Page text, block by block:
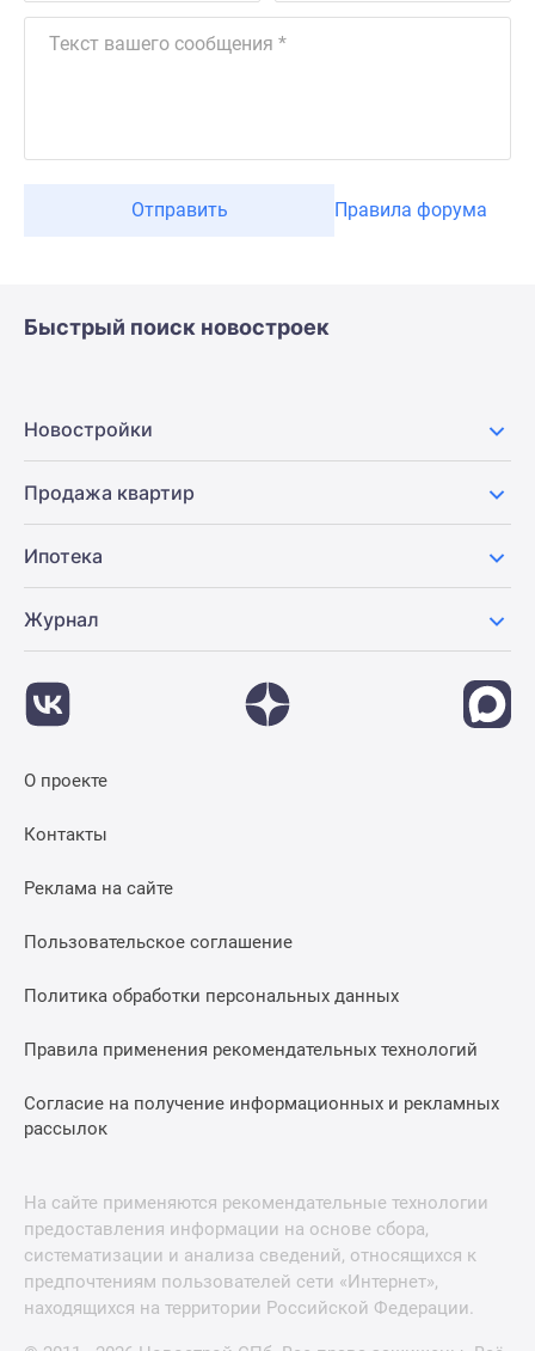
Отправить Правила форума
Быстрый поиск новостроек
Новостройки
Продажа квартир
Ипотека
Журнал
О проекте
Контакты
Реклама на сайте
Пользовательское соглашение
Политика обработки персональных данных
Правила применения рекомендательных технологий
Согласие на получение информационных и рекламных
рассылок
На сайте применяются рекомендательные технологии
предоставления информации на основе сбора,
систематизации и анализа сведений, относящихся к
предпочтениям пользователей сети «Интернет»,
находящихся на территории Российской Федерации.